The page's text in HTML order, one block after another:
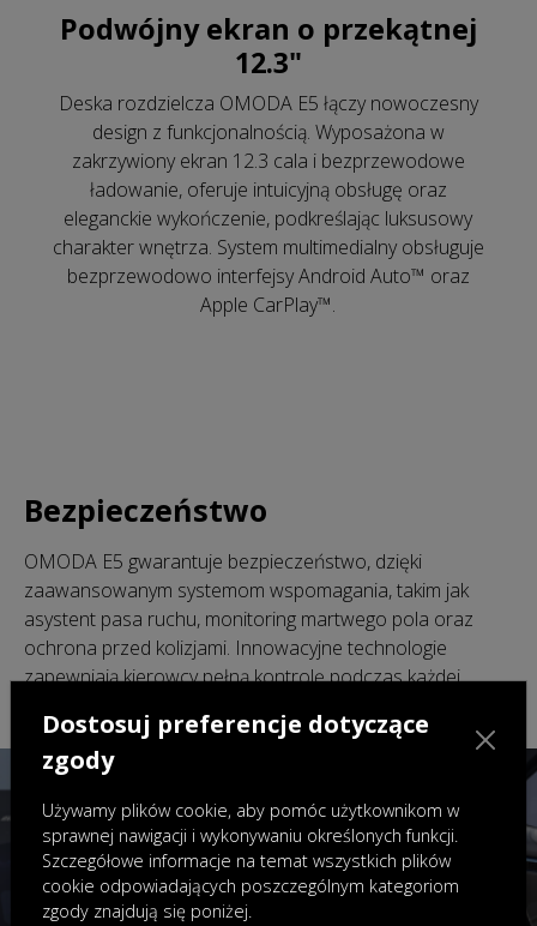
Podwójny ekran o przekątnej
12.3"
Deska rozdzielcza OMODA E5 łączy nowoczesny
design z funkcjonalnością. Wyposażona w
zakrzywiony ekran 12.3 cala i bezprzewodowe
ładowanie, oferuje intuicyjną obsługę oraz
eleganckie wykończenie, podkreślając luksusowy
charakter wnętrza. System multimedialny obsługuje
bezprzewodowo interfejsy Android Auto™ oraz
Apple CarPlay™.
Bezpieczeństwo
OMODA E5 gwarantuje bezpieczeństwo, dzięki
zaawansowanym systemom wspomagania, takim jak
asystent pasa ruchu, monitoring martwego pola oraz
ochrona przed kolizjami. Innowacyjne technologie
zapewniają kierowcy pełną kontrolę podczas każdej
Dostosuj preferencje dotyczące
zgody
Używamy plików cookie, aby pomóc użytkownikom w
sprawnej nawigacji i wykonywaniu określonych funkcji.
Szczegółowe informacje na temat wszystkich plików
cookie odpowiadających poszczególnym kategoriom
zgody znajdują się poniżej.